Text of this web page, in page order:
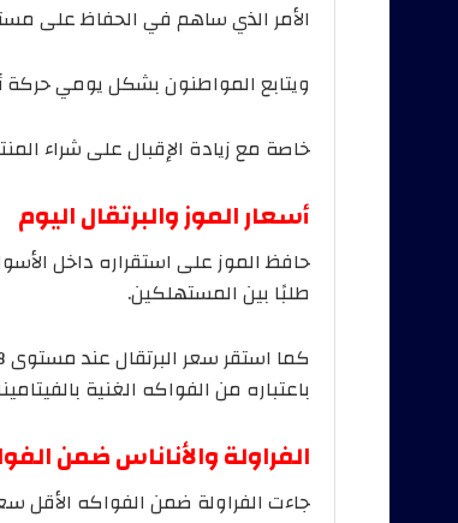
الأمر الذي ساهم في الحفاظ على
ويتابع المواطنون بشكل يومي حركة
خاصة مع زيادة الإقبال على شراء
أسعار الموز والبرتقال اليوم
طلبًا بين المستهلكين.
باعتباره من الفواكه الغنية
الفراولة والأناناس ضمن
جاءت الفراولة ضمن الفواكه الأقل سعرًا